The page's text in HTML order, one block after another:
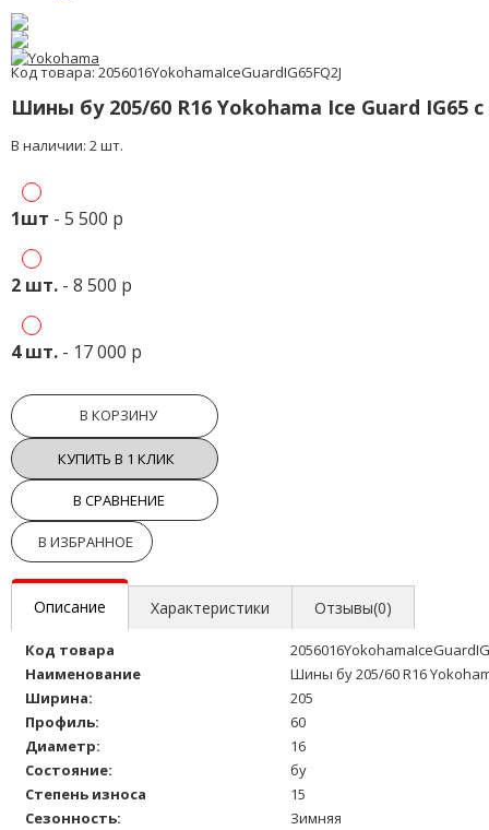
Код товара: 2056016YokohamaIceGuardIG65FQ2J
Шины бу 205/60 R16 Yokohama Ice Guard IG65
В наличии: 2 шт.
1шт - 5 500 р
2 шт. - 8 500 р
4 шт. - 17 000 р
В КОРЗИНУ
КУПИТЬ В 1 КЛИК
В СРАВНЕНИЕ
В ИЗБРАННОЕ
Описание Характеристики Отзывы(0)
Код товара
Наименование
Шины бу 205/60 R16
Ширина:
205
Профиль:
60
Диаметр:
16
Состояние:
бу
Степень износа
15
Сезонность:
Зимняя